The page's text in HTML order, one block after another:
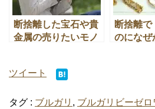
断捨離した宝石や貴
金属の売りたいモノ
断捨離
のになぜ
ツイート
タグ : ブルガリ , ブルガリビーゼロ